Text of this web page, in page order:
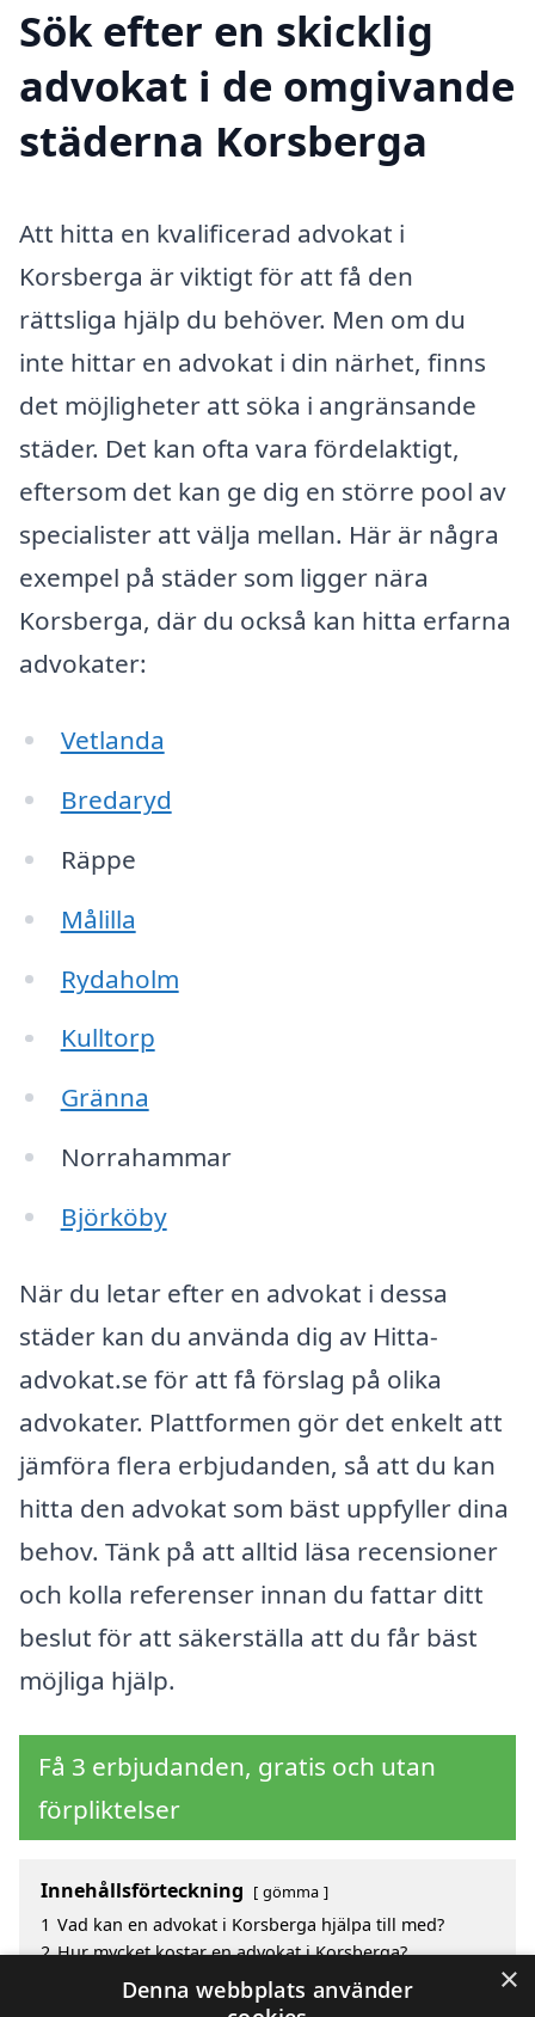
Sök efter en skicklig
advokat i de omgivande
städerna Korsberga
Att hitta en kvalificerad advokat i
Korsberga är viktigt för att få den
rättsliga hjälp du behöver. Men om du
inte hittar en advokat i din närhet, finns
det möjligheter att söka i angränsande
städer. Det kan ofta vara fördelaktigt,
eftersom det kan ge dig en större pool av
specialister att välja mellan. Här är några
exempel på städer som ligger nära
Korsberga, där du också kan hitta erfarna
advokater:
Vetlanda
Bredaryd
Räppe
Målilla
Rydaholm
Kulltorp
Gränna
Norrahammar
Björköby
När du letar efter en advokat i dessa
städer kan du använda dig av Hitta-
advokat.se för att få förslag på olika
advokater. Plattformen gör det enkelt att
jämföra flera erbjudanden, så att du kan
hitta den advokat som bäst uppfyller dina
behov. Tänk på att alltid läsa recensioner
och kolla referenser innan du fattar ditt
beslut för att säkerställa att du får bäst
möjliga hjälp.
Få 3 erbjudanden, gratis och utan
förpliktelser
Innehållsförteckning gömma
1 Vad kan en advokat i Korsberga hjälpa till med?
2 Hur mycket kostar en advokat i Korsberga?
Fördelar med att välja advokat i Korsberga
Sök efter en skicklig advokat i de omgivande
×
Denna webbplats använder